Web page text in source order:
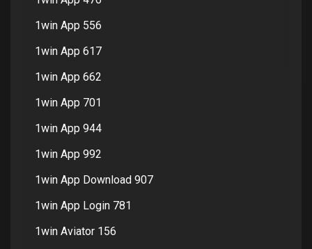
1win App 556
1win App 617
1win App 662
1win App 701
1win App 944
1win App 992
1win App Download 907
1win App Login 781
1win Aviator 156